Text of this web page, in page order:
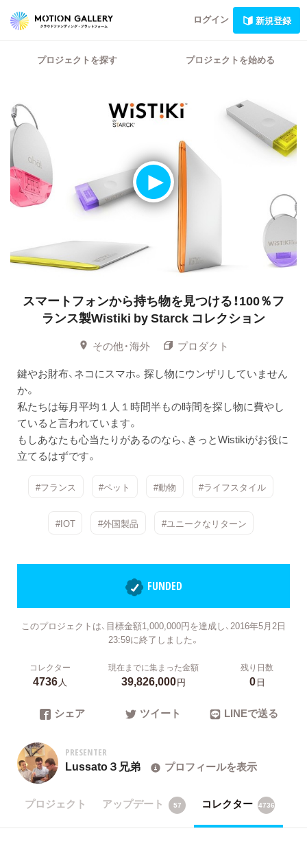
ログイン 新規登録
プロジェクトを探す プロジェクトを始める
スマートフォンから持ち物を見つける！100％フ
ランス製Wistiki by Starck コレクション
その他・海外
プロダクト
鍵やお財布、ネコにスマホ。探し物にウンザリしていません
か。
私たちは毎月平均１人１時間半もの時間を探し物に費やし
ていると言われています。
もしあなたも心当たりがあるのなら、きっとWistikiがお役に
立てるはずです。
#フランス #ペット #動物 #ライフスタイル
#IOT #外国製品 #ユニークなリターン
FUNDED
このプロジェクトは、目標金額1,000,000円を達成し、2016年5月2日
23:59に終了しました。
コレクター
4736人
現在までに集まった金額
39,826,000円
残り日数
0日
シェア ツイート LINEで送る
PRESENTER
Lussato３兄弟 プロフィールを表示
プロジェクト アップデート 57 コレクター 4736